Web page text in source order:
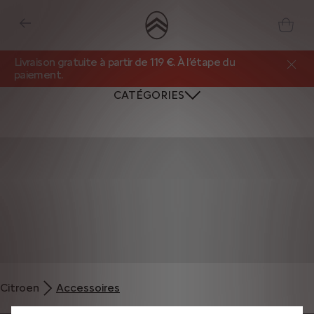
Livraison gratuite à partir de 119 €. À l’étape du
paiement.
CATÉGORIES
Citroen Accessoires
permettent de vous fournir des fonctionnalités essentielles telles que la